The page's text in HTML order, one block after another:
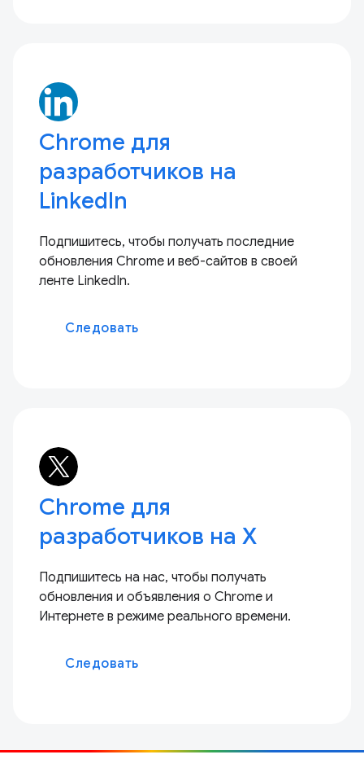
Chrome для
разработчиков на
LinkedIn
Подпишитесь, чтобы получать последние
обновления Chrome и веб-сайтов в своей
ленте LinkedIn.
Следовать
Chrome для
разработчиков на X
Подпишитесь на нас, чтобы получать
обновления и объявления о Chrome и
Интернете в режиме реального времени.
Следовать